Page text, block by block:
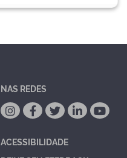
NAS REDES
ACESSIBILIDADE